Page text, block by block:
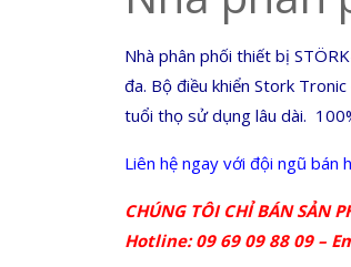
Nhà phân phối thiết bị
đa. Bộ điều khiển Stork
tuổi thọ sử dụng lâu dài.
Liên hệ ngay với đội ngũ bán
CHÚNG TÔI CHỈ BÁN SẢN
Hotline: 09 69 09 88 09 –